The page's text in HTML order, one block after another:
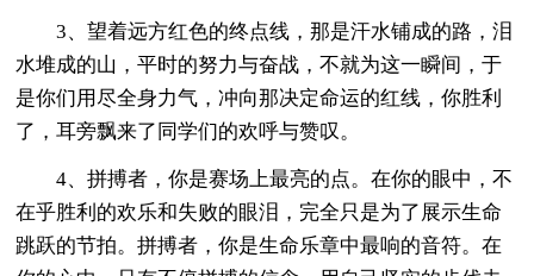
3、望着远方红色的终点线，那是汗水铺成的路，泪
水堆成的山，平时的努力与奋战，不就为这一瞬间，于
是你们用尽全身力气，冲向那决定命运的红线，你胜利
了，耳旁飘来了同学们的欢呼与赞叹。
4、拼搏者，你是赛场上最亮的点。在你的眼中，不
在乎胜利的欢乐和失败的眼泪，完全只是为了展示生命
跳跃的节拍。拼搏者，你是生命乐章中最响的音符。在